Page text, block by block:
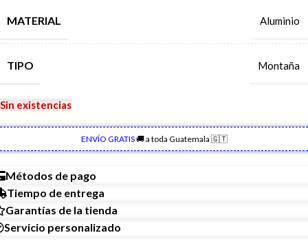
MATERIAL Aluminio
TIPO Montaña
Sin existencias
ENVÍO GRATIS🚚 a toda Guatemala 🇬🇹
Métodos de pago
Tiempo de entrega
Garantías de la tienda
Servicio personalizado